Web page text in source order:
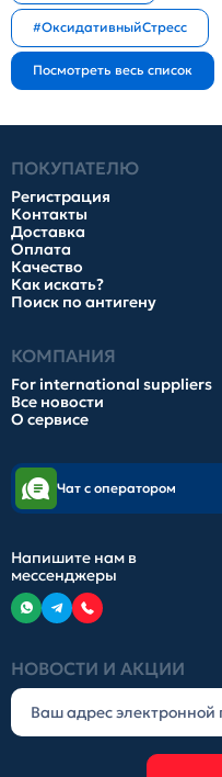
#ОксидативныйСтресс
ПОКУПАТЕЛЮ
Регистрация
Контакты
Доставка
Оплата
Качество
Как искать?
Поиск по антигену
КОМПАНИЯ
For international suppliers
Все новости
О сервисе
НОВОСТИ И АКЦИИ
Чат с оператором
Напишите нам в
мессенджеры